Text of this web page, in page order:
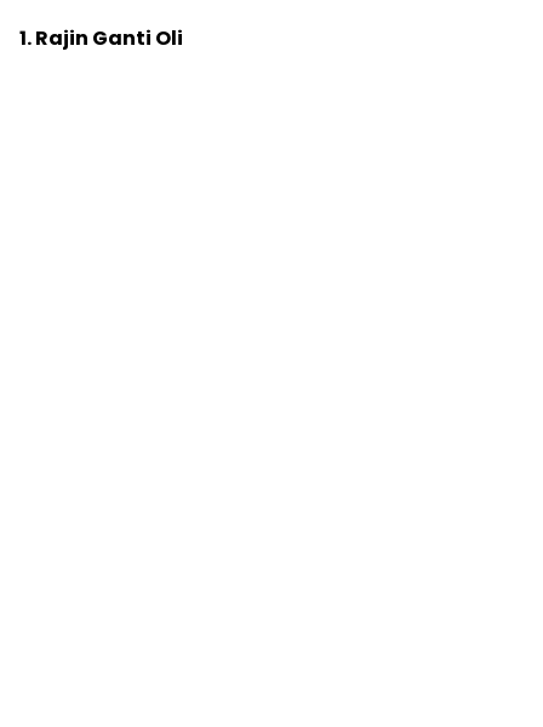
1. Rajin Ganti Oli